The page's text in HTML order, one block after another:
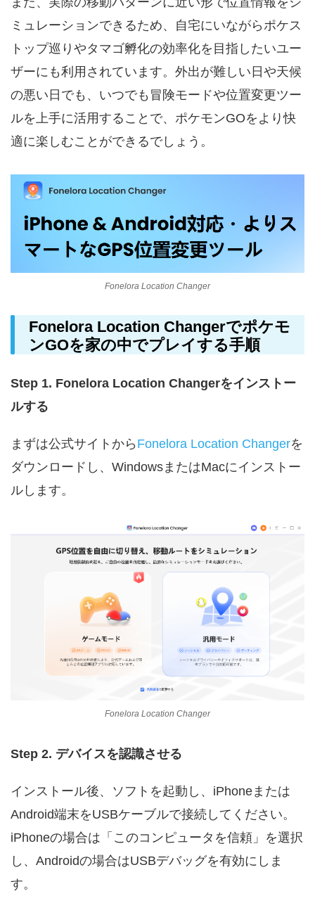
ミュレーションできるため、自宅にいながらポケス
トップ巡りやタマゴ孵化の効率化を目指したいユー
ザーにも利用されています。外出が難しい日や天候
の悪い日でも、いつでも冒険モードや位置変更ツー
ルを上手に活用することで、ポケモンGOをより快
適に楽しむことができるでしょう。
Fonelora Location Changer
Fonelora Location Changerでポケモ
ンGOを家の中でプレイする手順
Step 1. Fonelora Location Changerをインストー
ルする
まずは公式サイトから Fonelora Location Changerを
ダウンロードし、WindowsまたはMacにインストー
ルします。
Fonelora Location Changer
Step 2. デバイスを認識させる
インストール後、ソフトを起動し、iPhoneまたは
Android端末をUSBケーブルで接続してください。
iPhoneの場合は「このコンピュータを信頼」を選択
し、Androidの場合はUSBデバッグを有効にしま
す。